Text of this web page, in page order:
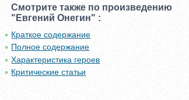
Смотрите также по произведению
"Евгений Онегин" :
Краткое содержание
Полное содержание
Характеристика героев
Критические статьи